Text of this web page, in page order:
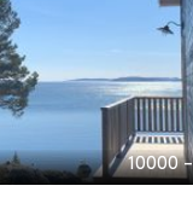
10000